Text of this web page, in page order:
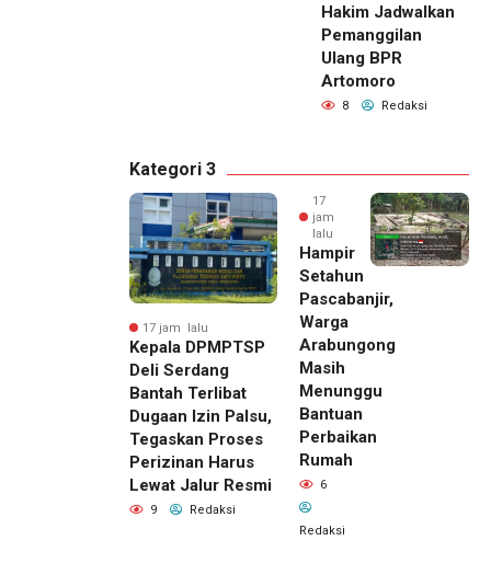
Hakim Jadwalkan
Pemanggilan
Ulang BPR
Artomoro
8 Redaksi
Kategori 3
17 jam lalu
Kepala DPMPTSP
Deli Serdang
Bantah Terlibat
Dugaan Izin Palsu,
Tegaskan Proses
Perizinan Harus
Lewat Jalur Resmi
9 Redaksi
17
jam
lalu
Hampir
Setahun
Pascabanjir,
Warga
Arabungong
Masih
Menunggu
Bantuan
Perbaikan
Rumah
6
Redaksi